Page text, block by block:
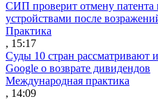
СИП проверит отмену патента
устройствами после
Практика
, 15:17
Суды 10 стран рассматривают
Google о возврате дивидендов
Международная практика
, 14:09